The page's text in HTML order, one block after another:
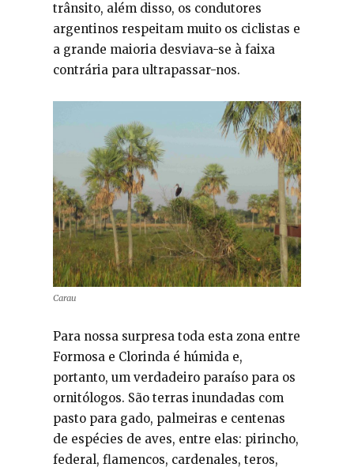
trânsito, além disso, os condutores
argentinos respeitam muito os ciclistas e
a grande maioria desviava-se à faixa
contrária para ultrapassar-nos.
Carau
Para nossa surpresa toda esta zona entre
Formosa e Clorinda é húmida e,
portanto, um verdadeiro paraíso para os
ornitólogos. São terras inundadas com
pasto para gado, palmeiras e centenas
de espécies de aves, entre elas: pirincho,
federal, flamencos, cardenales, teros,